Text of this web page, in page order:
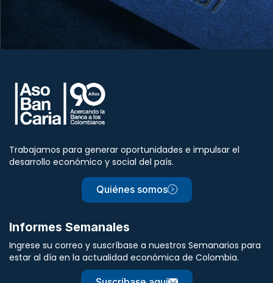
Trabajamos para generar oportunidades e impulsar el
desarrollo económico y social del país.
Quiénes somos
Informes Semanales
Ingrese su correo y suscríbase a nuestros Semanarios para
estar al día en la actualidad económica de Colombia.